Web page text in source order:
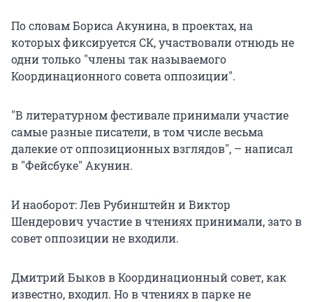
По словам Бориса Акунина, в проектах, на
которых фиксируется СК, участвовали отнюдь не
одни только "члены так называемого
Координационного совета оппозиции".
"В литературном фестивале принимали участие
самые разные писатели, в том числе весьма
далекие от оппозиционных взглядов", – написал
в "Фейсбуке" Акунин.
И наоборот: Лев Рубинштейн и Виктор
Шендерович участие в чтениях принимали, зато в
совет оппозиции не входили.
Дмитрий Быков в Координационный совет, как
известно, входил. Но в чтениях в парке не